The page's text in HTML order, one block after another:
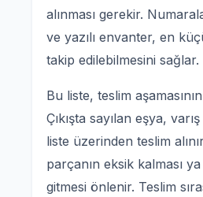
alınması gerekir.
ve yazılı envanter, en
takip edilebilmesini sağlar.
Bu liste, teslim
Çıkışta sayılan eşya,
liste üzerinden teslim
parçanın eksik kalması
gitmesi önlenir. Teslim